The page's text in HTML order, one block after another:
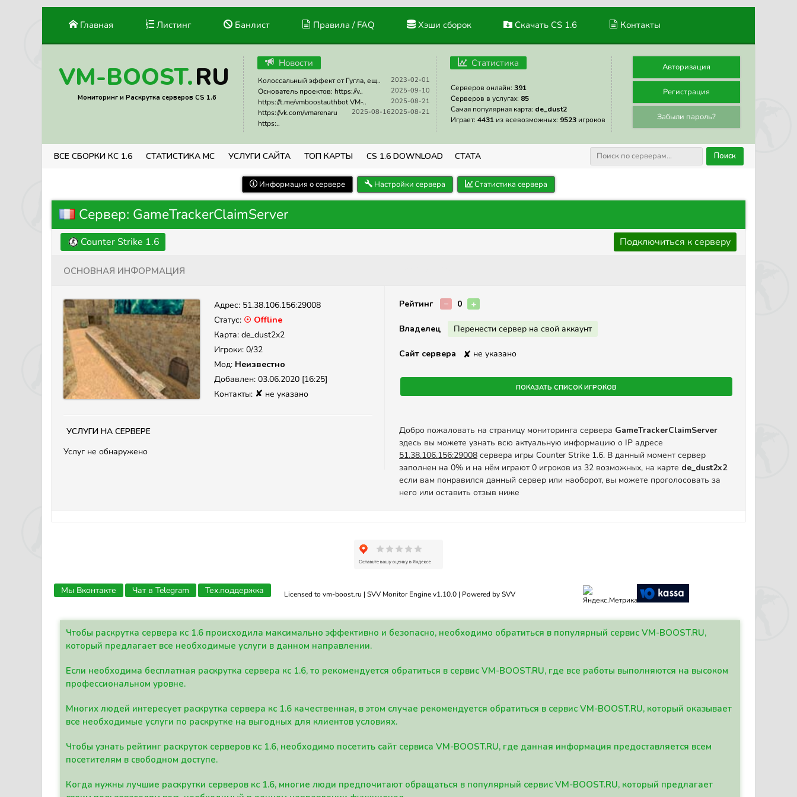
Главная Листинг Банлист Правила / FAQ Хэши сборок Скачать CS 1.6 Контакты
VM-BOOST.RU
Мониторинг и Раскрутка серверов CS 1.6
Новости
2023-02-01
Колоссальный эффект от Гугла, ещ..
2025-09-10
Основатель проектов: https://v..
2025-08-21
https://t.me/vmboostauthbot VM-..
2025-08-21
2025-08-16
https://vk.com/vmarenaru
https:..
Статистика
Серверов онлайн: 391
Серверов в услугах: 85
Самая популярная карта: de_dust2
Играет: 4431 из всевозможных: 9523 игроков
Авторизация
Регистрация
Забыли пароль?
ВСЕ СБОРКИ КС 1.6 СТАТИСТИКА МС УСЛУГИ САЙТА ТОП КАРТЫ CS 1.6 DOWNLOAD СТАТА Поиск
Информация о сервере Настройки сервера Статистика сервера
Сервер: GameTrackerClaimServer
Counter Strike 1.6 Подключиться к серверу
Основная информация
Адрес: 51.38.106.156:29008
Статус: ☉ Offline
Карта: de_dust2x2
Игроки: 0/32
Мод: Неизвестно
Добавлен: 03.06.2020 [16:25]
Контакты: ✘ не указано
Услуги на сервере
Услуг не обнаружено
Рейтинг − 0 +
Владелец Перенести сервер на свой аккаунт
Сайт сервера ✘ не указано
Показать список игроков
Добро пожаловать на страницу мониторинга сервера GameTrackerClaimServer
здесь вы можете узнать всю актуальную информацию о IP адресе
51.38.106.156:29008 сервера игры Counter Strike 1.6. В данный момент сервер
заполнен на 0% и на нём играют 0 игроков из 32 возможных, на карте de_dust2x2
если вам понравился данный сервер или наоборот, вы можете проголосовать за
него или оставить отзыв ниже
Licensed to vm-boost.ru | SVV Monitor Engine v1.10.0 | Powered by SVV
Мы Вконтакте Чат в Telegram Тех.поддержка
Чтобы раскрутка сервера кс 1.6 происходила максимально эффективно и безопасно, необходимо обратиться в популярный сервис VM-BOOST.RU,
который предлагает все необходимые услуги в данном направлении.
Если необходима бесплатная раскрутка сервера кс 1.6, то рекомендуется обратиться в сервис VM-BOOST.RU, где все работы выполняются на высоком
профессиональном уровне.
Многих людей интересует раскрутка сервера кс 1.6 качественная, в этом случае рекомендуется обратиться в сервис VM-BOOST.RU, который оказывает
все необходимые услуги по раскрутке на выгодных для клиентов условиях.
Чтобы узнать рейтинг раскруток серверов кс 1.6, необходимо посетить сайт сервиса VM-BOOST.RU, где данная информация предоставляется всем
посетителям в свободном доступе.
Когда нужны лучшие раскрутки серверов кс 1.6, многие люди предпочитают обращаться в популярный сервис VM-BOOST.RU, который предлагает